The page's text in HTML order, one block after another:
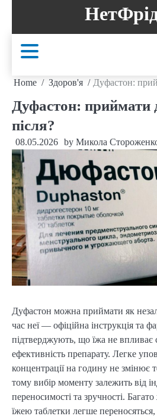
content
Home Здоров'я Дуфастон:
Дуфастон: приймати
після?
08.05.2026 by Микола
Дуфастон можна приймати як
час неї — офіційна інструкція та
підтверджують, що їжа не впливає
ефективність препарату. Легке
концентрації на годину не змінює
тому вибір моменту залежить від
переносимості та зручності.
їжею таблетки легше